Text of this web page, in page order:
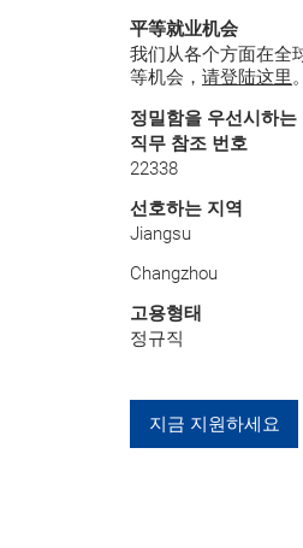
平等就业机会
我们从各个方面在全
等机会， 请登陆这里。
정밀함을 우선시하
직무 참조 번호
22338
선호하는 지역
Jiangsu
Changzhou
고용형태
정규직
지금 지원하세요